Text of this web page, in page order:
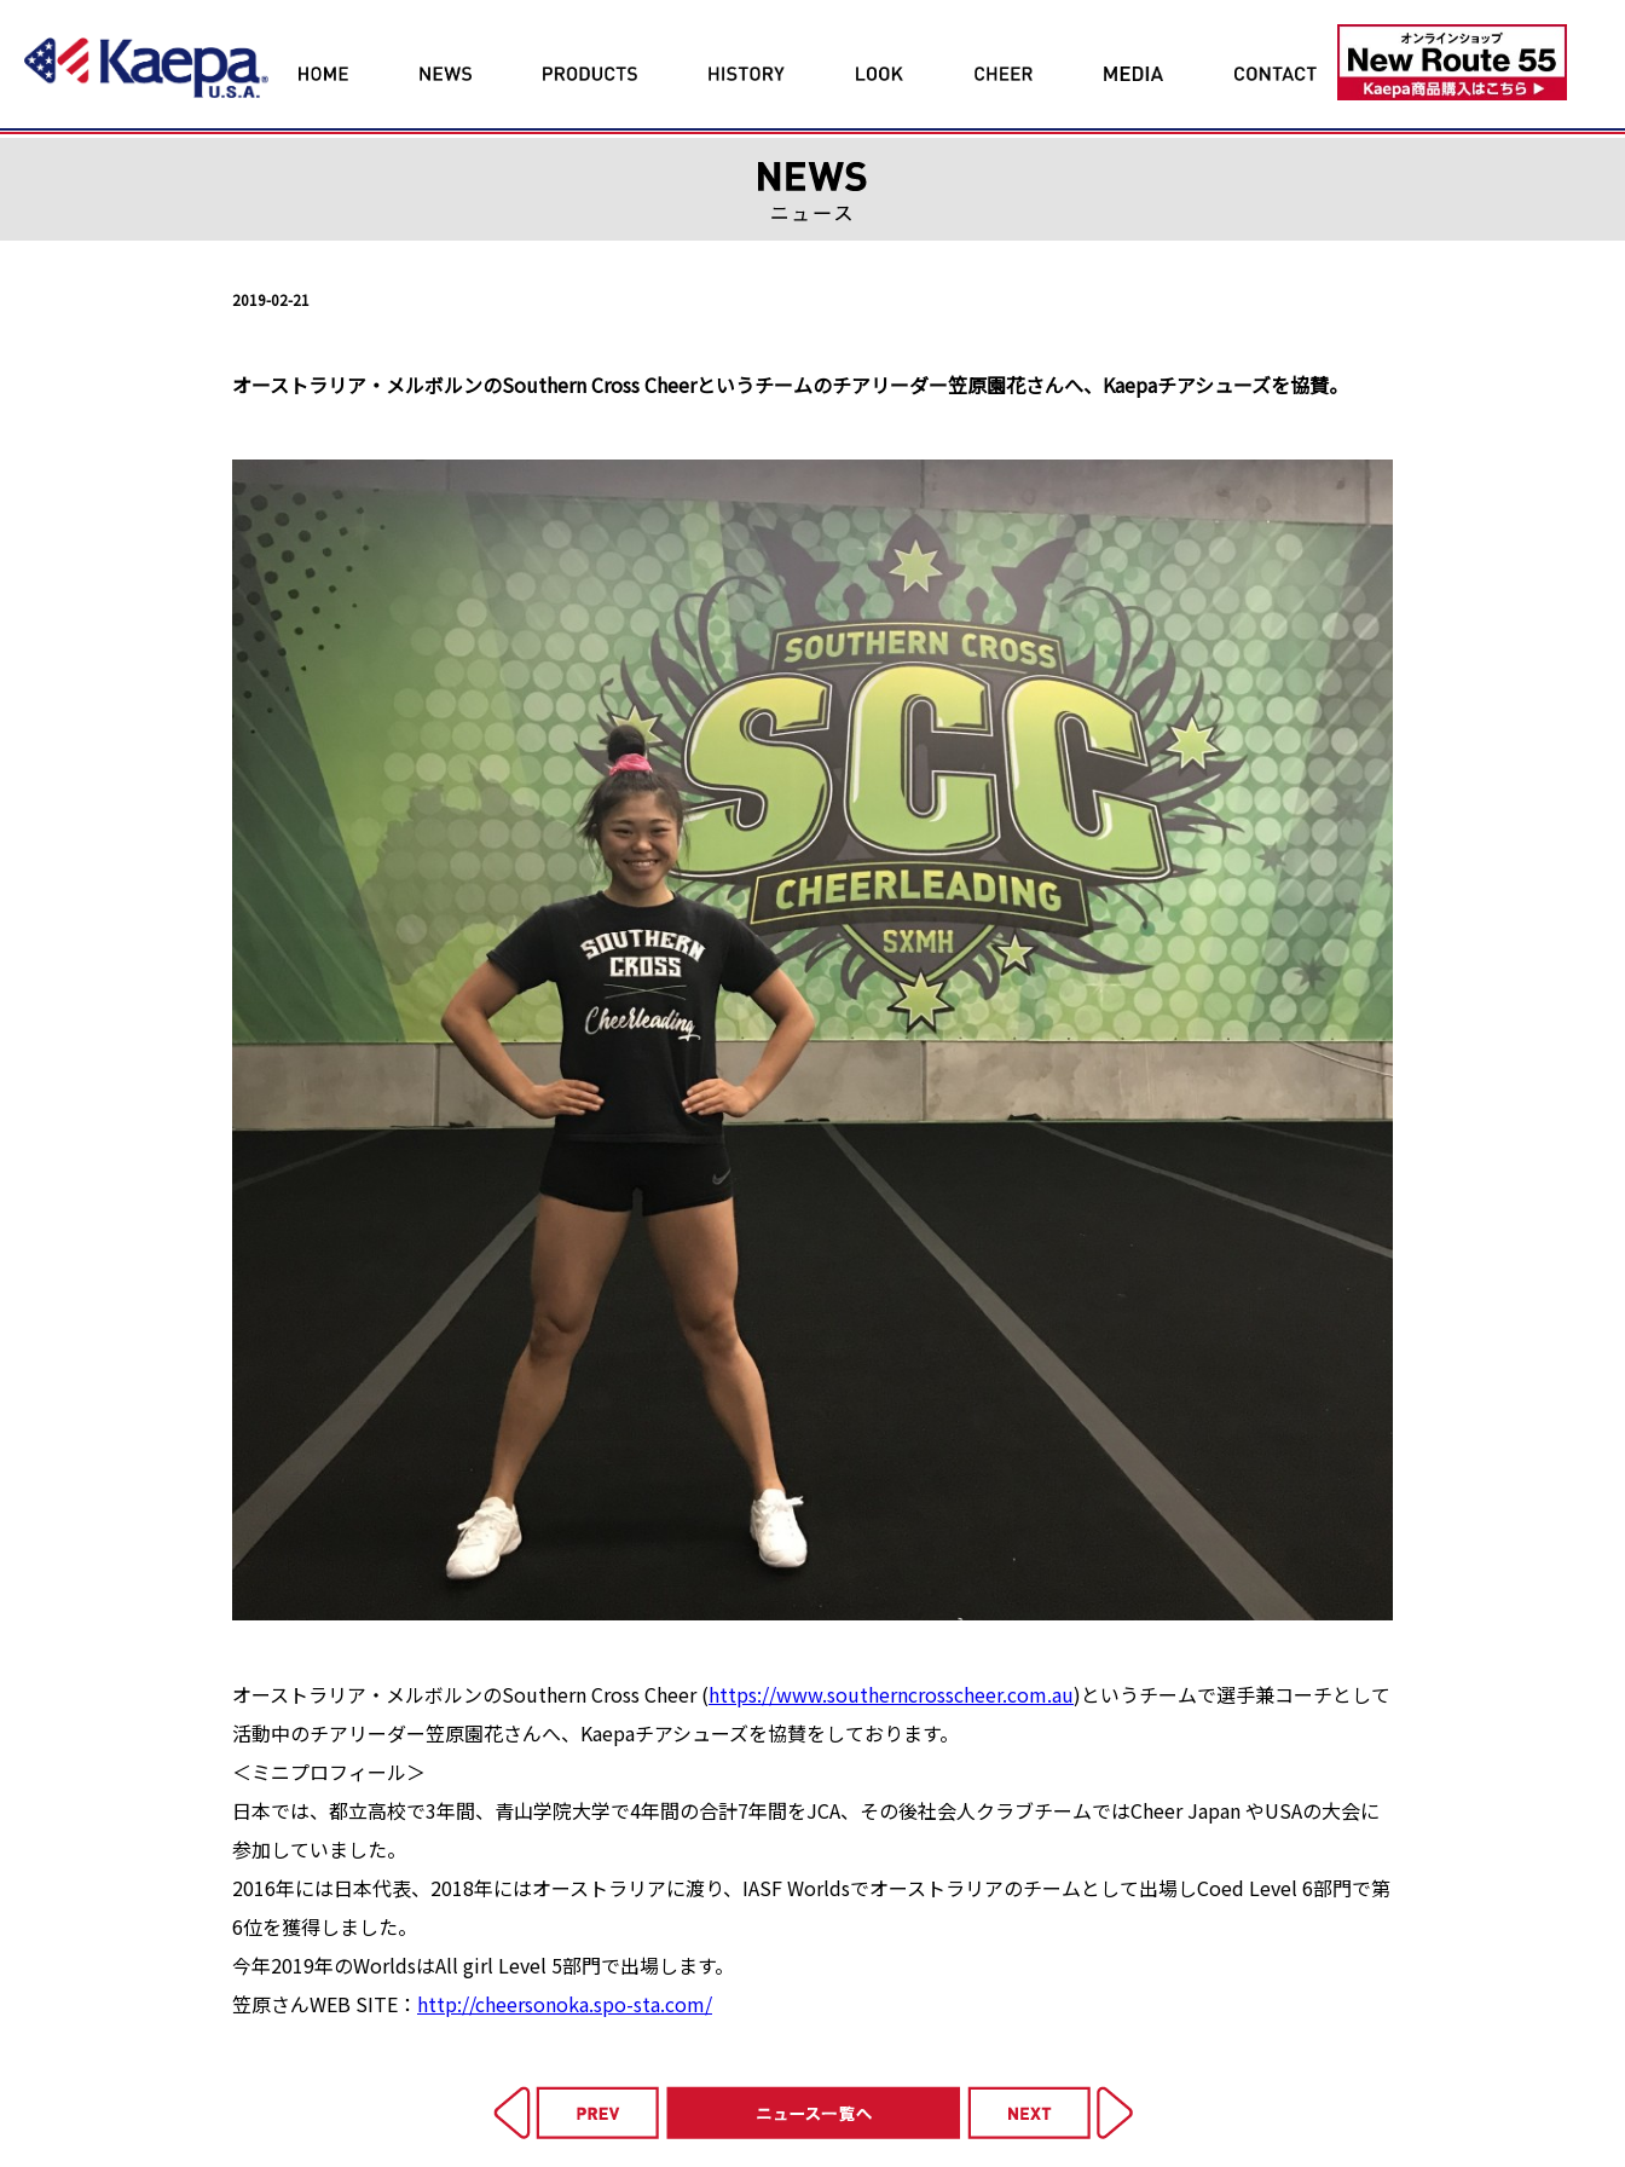
2019-02-21
オーストラリア・メルボルンのSouthern Cross Cheerというチームのチアリーダー笠原園花さんへ、Kaepaチアシューズを協賛。
オーストラリア・メルボルンのSouthern Cross Cheer (https://www.southerncrosscheer.com.au)というチームで選手兼コーチとして
活動中のチアリーダー笠原園花さんへ、Kaepaチアシューズを協賛をしております。
＜ミニプロフィール＞
日本では、都立高校で3年間、青山学院大学で4年間の合計7年間をJCA、その後社会人クラブチームではCheer Japan やUSAの大会に
参加していました。
2016年には日本代表、2018年にはオーストラリアに渡り、IASF Worldsでオーストラリアのチームとして出場しCoed Level 6部門で第
6位を獲得しました。
今年2019年のWorldsはAll girl Level 5部門で出場します。
笠原さんWEB SITE： http://cheersonoka.spo-sta.com/